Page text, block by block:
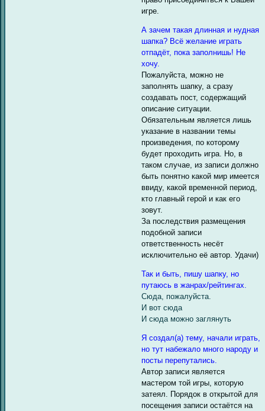
игре.
А зачем такая длинная и нудная
шапка? Всё желание играть
отпадёт, пока заполнишь! Не
хочу.
Пожалуйста, можно не
заполнять шапку, а сразу
создавать пост, содержащий
описание ситуации.
Обязательным является лишь
указание в названии темы
произведения, по которому
будет проходить игра. Но, в
таком случае, из записи должно
быть понятно какой мир имеется
ввиду, какой временной период,
кто главный герой и как его
зовут.
За последствия размещения
подобной записи
ответственность несёт
исключительно её автор. Удачи)
Так и быть, пишу шапку, но
путаюсь в жанрах/рейтингах.
Сюда, пожалуйста.
И вот сюда
И сюда можно заглянуть
Я создал(а) тему, начали играть,
но тут набежало много народу и
посты перепутались.
Автор записи является
мастером той игры, которую
затеял. Порядок в открытой для
посещения записи остаётся на